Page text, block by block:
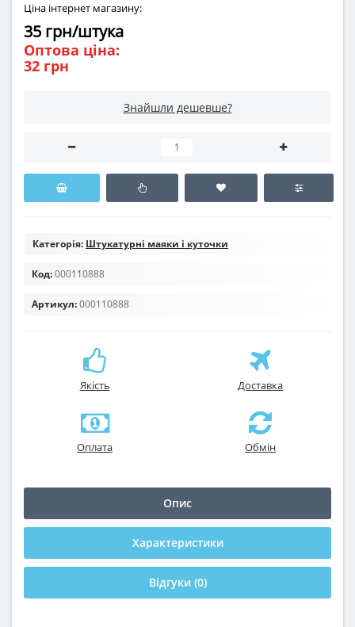
Ціна інтернет магазину:
35 грн/штука
Оптова ціна:
32 грн
Знайшли дешевше?
Категорія: Штукатурні маяки і куточки
Код:000110888
Артикул:000110888
Якість Доставка
Оплата Обмін
Опис
Характеристики
Відгуки (0)